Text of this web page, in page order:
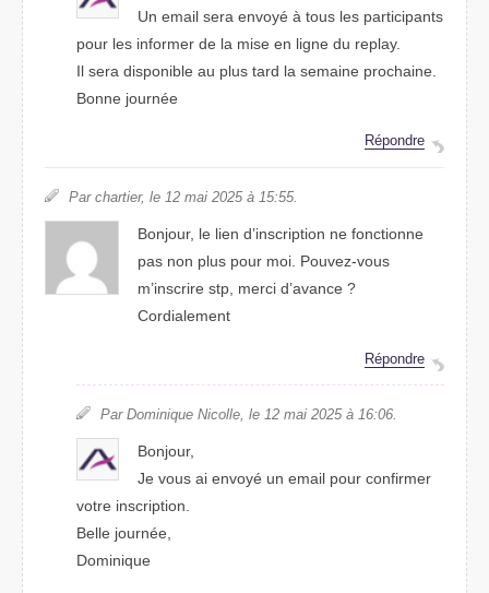
Un email sera envoyé à tous les participants
pour les informer de la mise en ligne du replay.
Il sera disponible au plus tard la semaine prochaine.
Bonne journée
Répondre
Par chartier, le 12 mai 2025 à 15:55.
Bonjour, le lien d’inscription ne fonctionne
pas non plus pour moi. Pouvez-vous
m’inscrire stp, merci d’avance ?
Cordialement
Répondre
Par Dominique Nicolle, le 12 mai 2025 à 16:06.
Bonjour,
Je vous ai envoyé un email pour confirmer
votre inscription.
Belle journée,
Dominique